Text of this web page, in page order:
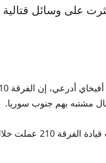
على وسائل
مشتبه بهم جنوب سوريا.
أدرعي أضاف أن